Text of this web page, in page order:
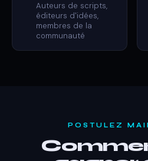
Auteurs de scripts,
éditeurs d'idées,
membres de la
communauté
POSTULEZ